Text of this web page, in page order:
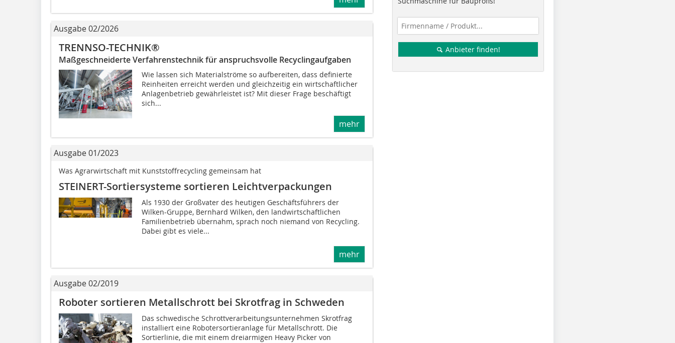
Ausgabe 02/2026
TRENNSO-TECHNIK®
Maßgeschneiderte Verfahrenstechnik für anspruchsvolle Recyclingaufgaben
Wie lassen sich Materialströme so aufbereiten, dass definierte
Reinheiten erreicht werden und gleichzeitig ein wirtschaftlicher
Anlagenbetrieb gewährleistet ist? Mit dieser Frage beschäftigt
sich...
mehr
Ausgabe 01/2023
Was Agrarwirtschaft mit Kunststoffrecycling gemeinsam hat
STEINERT-Sortiersysteme sortieren Leichtverpackungen
Als 1930 der Großvater des heutigen Geschäftsführers der
Wilken-Gruppe, Bernhard Wilken, den landwirtschaftlichen
Familienbetrieb übernahm, sprach noch niemand von Recycling.
Dabei gibt es viele...
mehr
Ausgabe 02/2019
Roboter sortieren Metallschrott bei Skrotfrag in Schweden
Das schwedische Schrottverarbeitungsunternehmen Skrotfrag
installiert eine Robotersortieranlage für Metallschrott. Die
Sortierlinie, die mit einem dreiarmigen Heavy Picker von
Anbieter finden!